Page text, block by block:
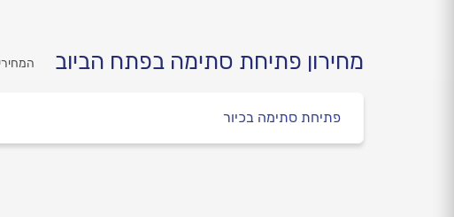
מחירון פתיחת סתימה בפתח הביוב
פתיחת סתימה בכיור